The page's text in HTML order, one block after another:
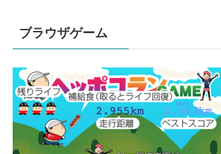
ブラウザゲーム